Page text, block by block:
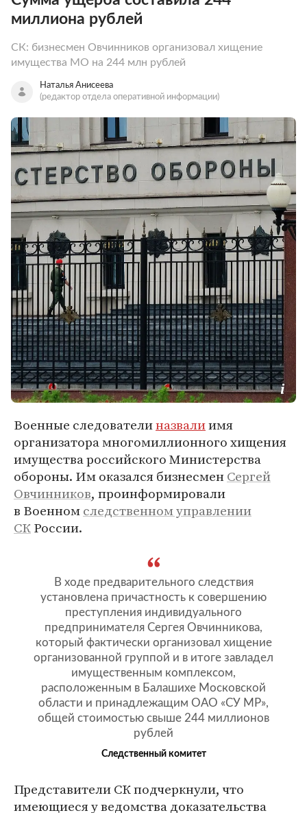
миллиона рублей
СК: бизнесмен Овчинников организовал хищение
имущества МО на 244 млн рублей
Наталья Анисеева
(редактор отдела оперативной информации)
Военные следователиназвалиимя
организатора многомиллионного хищения
имущества российского Министерства
обороны. Им оказался бизнесменСергей
Овчинников, проинформировали
в Военномследственном управлении
СКРоссии.
В ходе предварительного следствия
установлена причастность к совершению
преступления индивидуального
предпринимателя Сергея Овчинникова,
который фактически организовал хищение
организованной группой и в итоге завладел
имущественным комплексом,
расположенным в Балашихе Московской
области и принадлежащим ОАО «СУ МР»,
общей стоимостью свыше 244 миллионов
рублей
Следственный комитет
Представители СК подчеркнули, что
имеющиеся у ведомства доказательства